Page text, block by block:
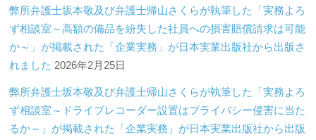
弊所弁護士坂本敬及び弁護士帰山さくらが執筆した「実務よろ
ず相談室～高額の備品を紛失した社員への損害賠償請求は可能
か～」が掲載された「企業実務」が日本実業出版社から出版さ
れました 2026年2月25日
弊所弁護士坂本敬及び弁護士帰山さくらが執筆した「実務よろ
ず相談室～ドライブレコーダー設置はプライバシー侵害に当た
るか～」が掲載された「企業実務」が日本実業出版社から出版